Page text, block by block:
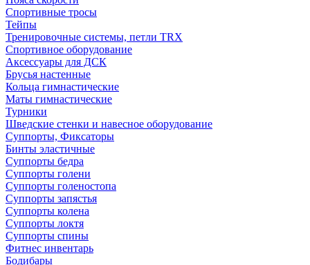
Спортивные тросы
Тейпы
Тренировочные системы, петли TRX
Спортивное оборудование
Аксессуары для ДСК
Брусья настенные
Кольца гимнастические
Маты гимнастические
Турники
Шведские стенки и навесное оборудование
Суппорты, Фиксаторы
Бинты эластичные
Суппорты бедра
Суппорты голени
Суппорты голеностопа
Суппорты запястья
Суппорты колена
Суппорты локтя
Суппорты спины
Фитнес инвентарь
Бодибары